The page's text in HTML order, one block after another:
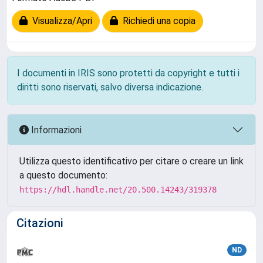
Visualizza/Apri Richiedi una copia
I documenti in IRIS sono protetti da copyright e tutti i
diritti sono riservati, salvo diversa indicazione.
Informazioni
Utilizza questo identificativo per citare o creare un link
a questo documento:
https://hdl.handle.net/20.500.14243/319378
Citazioni
ND